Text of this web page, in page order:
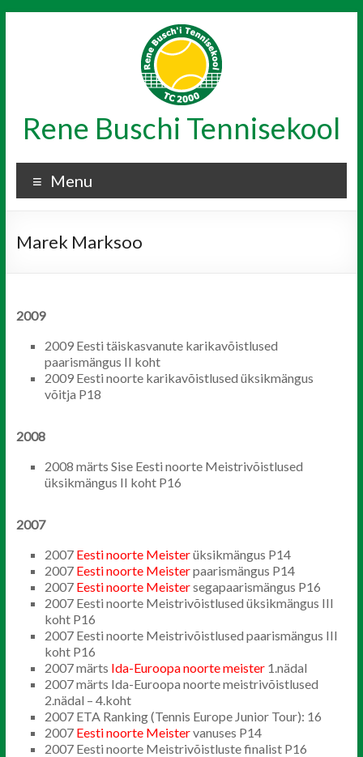
Rene Buschi Tennisekool
Menu
Marek Marksoo
2009
2009 Eesti täiskasvanute karikavõistlused
paarismängus II koht
2009 Eesti noorte karikavõistlused üksikmängus
võitja P18
2008
2008 märts Sise Eesti noorte Meistrivõistlused
üksikmängus II koht P16
2007
2007 Eesti noorte Meisterüksikmängus P14
2007 Eesti noorte Meisterpaarismängus P14
2007 Eesti noorte Meistersegapaarismängus P16
2007 Eesti noorte Meistrivõistlused üksikmängus III
koht P16
2007 Eesti noorte Meistrivõistlused paarismängus III
koht P16
2007 märts Ida-Euroopa noorte meister1.nädal
2007 märts Ida-Euroopa noorte meistrivõistlused
2.nädal – 4.koht
2007 ETA Ranking (Tennis Europe Junior Tour): 16
2007 Eesti noorte Meistervanuses P14
2007 Eesti noorte Meistrivõistluste finalist P16